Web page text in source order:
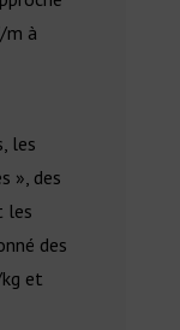
m à
les
», des
les
des
et